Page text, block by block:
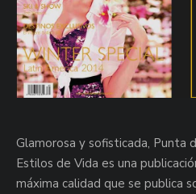
Glamorosa y sofisticada, Punta
Estilos de Vida es una
máxima calidad que se publica